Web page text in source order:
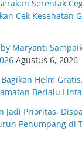
Serentak
Cek Kesehatan
Maryanti
Agustus 6, 2026
Helm
Berlalu
Jadi Prioritas,
Penumpang di